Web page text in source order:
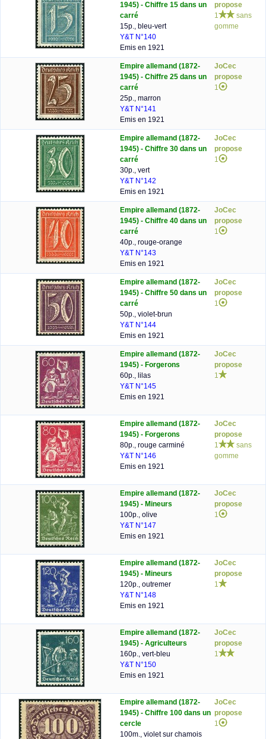
1945) - Chiffre 15 dans un
carré
15p., bleu-vert
Y&T N°140
Emis en 1921
propose
1
sans
gomme
Empire allemand (1872-
1945) - Chiffre 25 dans un
carré
25p., marron
Y&T N°141
Emis en 1921
JoCec
propose
1
Empire allemand (1872-
1945) - Chiffre 30 dans un
carré
30p., vert
Y&T N°142
Emis en 1921
JoCec
propose
1
Empire allemand (1872-
1945) - Chiffre 40 dans un
carré
40p., rouge-orange
Y&T N°143
Emis en 1921
JoCec
propose
1
Empire allemand (1872-
1945) - Chiffre 50 dans un
carré
50p., violet-brun
Y&T N°144
Emis en 1921
JoCec
propose
1
Empire allemand (1872-
1945) - Forgerons
60p., lilas
Y&T N°145
Emis en 1921
JoCec
propose
1
Empire allemand (1872-
1945) - Forgerons
80p., rouge carminé
Y&T N°146
Emis en 1921
JoCec
propose
1
sans
gomme
Empire allemand (1872-
1945) - Mineurs
100p., olive
Y&T N°147
Emis en 1921
JoCec
propose
1
Empire allemand (1872-
1945) - Mineurs
120p., outremer
Y&T N°148
Emis en 1921
JoCec
propose
1
Empire allemand (1872-
1945) - Agriculteurs
160p., vert-bleu
Y&T N°150
Emis en 1921
JoCec
propose
1
Empire allemand (1872-
1945) - Chiffre 100 dans un
cercle
100m., violet sur chamois
JoCec
propose
1